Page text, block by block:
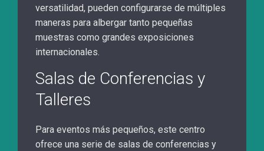
versatilidad, pueden configurarse de múltiples
maneras para albergar tanto pequeñas
muestras como grandes exposiciones
internacionales.
Salas de Conferencias y
Talleres
Para eventos más pequeños, este centro
ofrece una serie de salas de conferencias y